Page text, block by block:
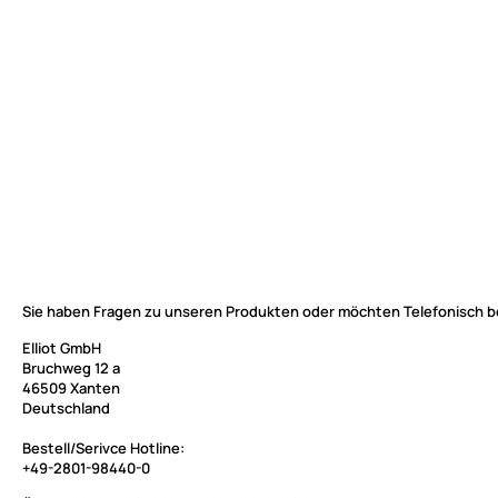
Sie haben Fragen zu unseren Produkten oder möchten Telefonisch
Elliot GmbH
Bruchweg 12 a
46509 Xanten
Deutschland
Bestell/Serivce Hotline:
+49-2801-98440-0